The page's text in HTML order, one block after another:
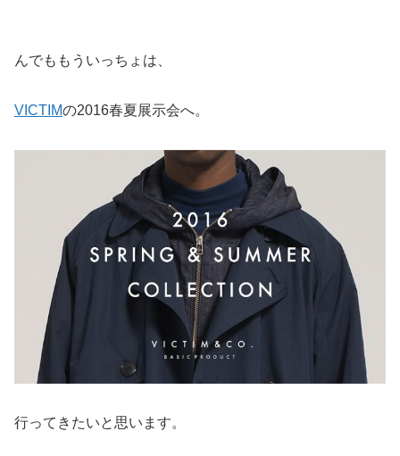
んでももういっちょは、
VICTIMの2016春夏展示会へ。
行ってきたいと思います。